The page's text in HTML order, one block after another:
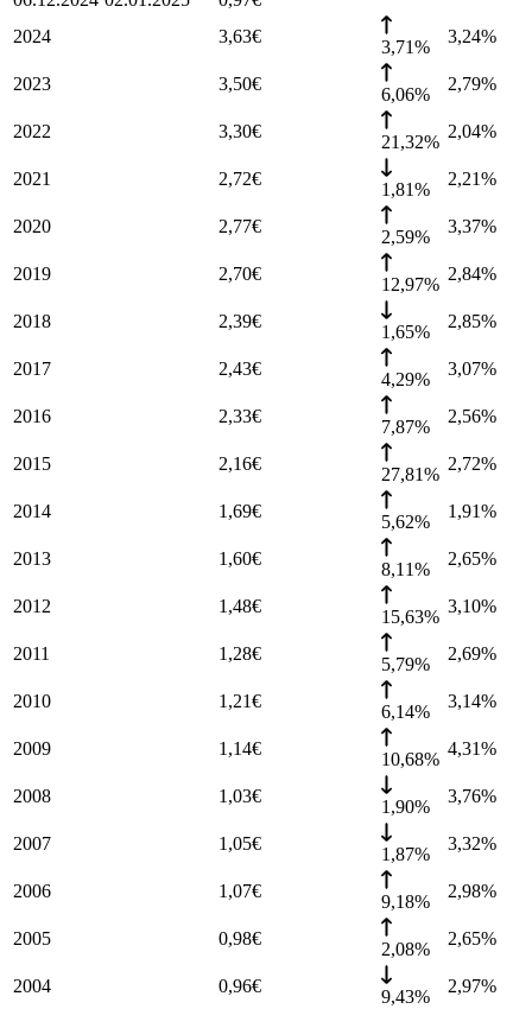
2024
3,63€
3,71%
3,24%
2023 3,50€
6,06%
2,79%
2022 3,30€
21,32%
2,04%
2021 2,72€
1,81%
2,21%
2020 2,77€
2,59%
3,37%
2019 2,70€
12,97%
2,84%
2018 2,39€
1,65%
2,85%
2017 2,43€
4,29%
3,07%
2016 2,33€
7,87%
2,56%
2015 2,16€
27,81%
2,72%
2014 1,69€
5,62%
1,91%
2013 1,60€
8,11%
2,65%
2012 1,48€
15,63%
3,10%
2011 1,28€
5,79%
2,69%
2010 1,21€
6,14%
3,14%
2009 1,14€
10,68%
4,31%
2008 1,03€
1,90%
3,76%
2007 1,05€
1,87%
3,32%
2006 1,07€
9,18%
2,98%
2005 0,98€
2,08%
2,65%
2004 0,96€
9,43%
2,97%